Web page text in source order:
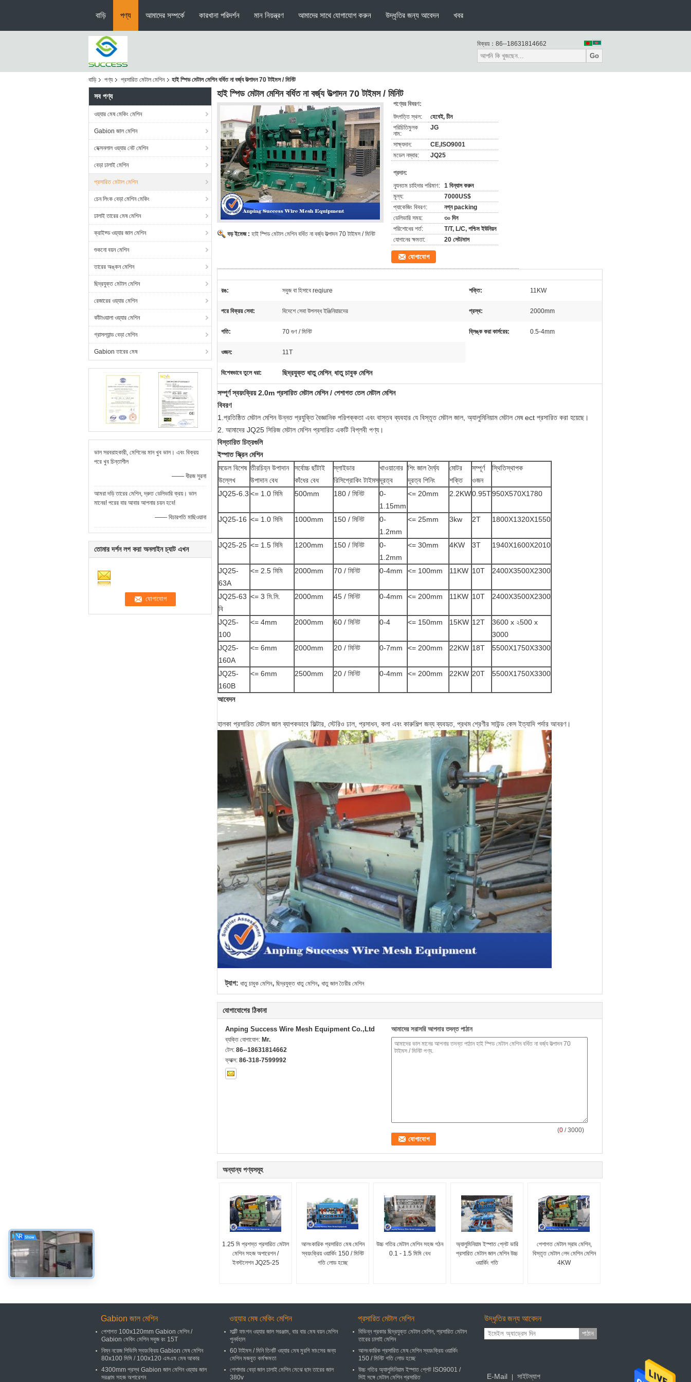
বাড়ি পণ্য আমাদের সম্পর্কে কারখানা পরিদর্শন মান নিয়ন্ত্রণ আমাদের সাথে যোগাযোগ করুন উদ্ধৃতির জন্য আবেদন খবর
বিক্রয়： 86--18631814662
Go
বাড়ি পণ্য প্রসারিত মেটাল মেশিন হাই স্পিড মেটাল মেশিন বর্ধিত না বর্জ্য উত্পাদন 70 টাইমস / মিনিট
সব পণ্য
ওয়্যার মেষ মেকিং মেশিন
Gabion জাল মেশিন
হেক্সনলাল ওয়্যার নেট মেশিন
বেড়া ঢালাই মেশিন
প্রসারিত মেটাল মেশিন
চেন লিংক বেড়া মেশিন মেকিং
ঢালাই তারের মেষ মেশিন
ক্রাইফ্ড ওয়্যার জাল মেশিন
শুকনো বয়ন মেশিন
তারের অঙ্কন মেশিন
ছিদ্রযুক্ত মেটাল মেশিন
রেজারের ওয়্যার মেশিন
কাঁটাওয়ালা ওয়্যার মেশিন
গ্রাসল্যান্ড বেড়া মেশিন
Gabion তারের মেষ
ভাল সরবরাহকারী, মেশিনের মান খুব ভাল। এবং বিক্রয়
পরে খুব চিন্তাশীল
—— ধীরজ সুরনা
আমরা দড়ি তারের মেশিন, দ্রুত ডেলিভারি ক্রয়। ভাল
মানের! পরের বার আবার আপনার চয়ন হবে!
—— বিচারপতি মাছিওয়ানা
তোমার দর্শন লগ করা অনলাইন চ্যাট এখন
হাই স্পিড মেটাল মেশিন বর্ধিত না বর্জ্য উত্পাদন 70 টাইমস / মিনিট
বড় ইমেজ : হাই স্পিড মেটাল মেশিন বর্ধিত না বর্জ্য উত্পাদন 70 টাইমস / মিনিট
পণ্যের বিবরণ:
উৎপত্তি স্থল:
হেবেই, চীন
পরিচিতিমুলক
নাম:
JG
সাক্ষ্যদান:
CE,ISO9001
মডেল নম্বার:
JQ25
প্রদান:
ন্যূনতম চাহিদার পরিমাণ: 1 বিন্যাস করুন
মূল্য:
7000US$
প্যাকেজিং বিবরণ:
নগ্ন packing
ডেলিভারি সময়:
৩০ দিন
পরিশোধের শর্ত:
T/T, L/C, পশ্চিম ইউনিয়ন
যোগানের ক্ষমতা:
20 সেট/মাস
যোগাযোগ
রঙ: সবুজ বা হিসাবে reqiure শক্তি: 11KW
পরে বিক্রয় সেবা: বিদেশে সেবা উপলব্ধ ইঞ্জিনিয়ারদের প্রস্থ: 2000mm
গতি: 70 গুণ / মিনিট ব্লিঙ্ক করা কার্সরের: 0.5-4mm
ওজন: 11T
বিশেষভাবে তুলে ধরা: ছিদ্রযুক্ত ধাতু মেশিন, ধাতু চাবুক মেশিন
সম্পূর্ণ স্বয়ংক্রিয় 2.0m প্রসারিত মেটাল মেশিন / পেশাগত তেল মেটাল মেশিন
বিবরণ
1.প্রতিষ্ঠিত মেটাল মেশিন উন্নত প্রযুক্তি বৈজ্ঞানিক পরিপক্কতা এবং বাস্তব ব্যবহার যে বিস্তৃত মেটাল জাল, অ্যালুমিনিয়াম মেটাল মেষ ect প্রসারিত করা হয়েছে।
2. আমাদের JQ25 সিরিজ মেটাল মেশিন প্রসারিত একটি বিপ্লবী পণ্য।
বিস্তারিত চিত্রগুলি
ইস্পাত স্ক্রিন মেশিন
মডেল বিশেষ
উল্লেখ
তীরচিহ্ন উপাদান
উপাদান বেধ
সর্বোচ্চ ছাঁটাই
কাঁধের বেধ
স্লাইডার
রিসিপ্রোকিং টাইমস
খাওয়ানোর
দূরত্ব
শিং জাল দৈর্ঘ্য
দূরত্ব পিনিং
মোটর
শক্তি
সম্পূর্ণ
ওজন
স্থিতিস্থাপক
JQ25-6.3 <= 1.0 মিমি 500mm 180 / মিনিট
0-
1.15mm
<= 20mm 2.2KW0.95T950X570X1780
JQ25-16 <= 1.0 মিমি 1000mm 150 / মিনিট
0-
1.2mm
<= 25mm 3kw 2T 1800X1320X1550
JQ25-25 <= 1.5 মিমি 1200mm 150 / মিনিট
0-
1.2mm
<= 30mm 4KW 3T 1940X1600X2010
JQ25-
63A
<= 2.5 মিমি 2000mm 70 / মিনিট 0-4mm <= 100mm 11KW 10T 2400X3500X2300
JQ25-63
বি
<= 3 মি.মি. 2000mm 45 / মিনিট 0-4mm <= 200mm 11KW 10T 2400X3500X2300
JQ25-
100
<= 4mm 2000mm 60 / মিনিট 0-4 <= 150mm 15KW 12T
3600 x ২500 x
3000
JQ25-
160A
<= 6mm 2000mm 20 / মিনিট 0-7mm <= 200mm 22KW 18T 5500X1750X3300
JQ25-
160B
<= 6mm 2500mm 20 / মিনিট 0-4mm <= 200mm 22KW 20T 5500X1750X3300
আবেদন
হালকা প্রসারিত মেটাল জাল ব্যাপকভাবে ফিল্টার, স্টেরিও ঢাল, প্রসাধন, কলা এবং কারুশিল্প জন্য ব্যবহৃত, প্রথম শ্রেণীর সাউন্ড কেস ইত্যাদি পর্দার আবরণ।
ট্যাগ: ধাতু চাবুক মেশিন, ছিদ্রযুক্ত ধাতু মেশিন, ধাতু জাল তৈরীর মেশিন
যোগাযোগের ঠিকানা
Anping Success Wire Mesh Equipment Co.,Ltd
ব্যক্তি যোগাযোগ: Mr.
টেল: 86--18631814662
ফ্যাক্স: 86-318-7599992
আমাদের সরাসরি আপনার তদন্ত পাঠান
(0 / 3000)
অন্যান্য পণ্যসমূহ
1.25 মি প্রশস্ত প্রসারিত মেটাল
মেশিন সহজ অপারেশন /
ইনস্টলেশন JQ25-25
আলংকারিক প্রসারিত মেষ মেশিন
স্বয়ংক্রিয় ওয়ার্কিং 150 / মিনিট
গতি লোড হচ্ছে
উচ্চ গতির মেটাল মেশিন সহজ গঠন
0.1 - 1.5 মিমি বেধ
অ্যালুমিনিয়াম ইস্পাত প্লেট ভারি
প্রসারিত মেটাল জাল মেশিন উচ্চ
ওয়ার্কিং গতি
পেশাগত মেটাল স্রাব মেশিন,
বিস্তৃত মেটাল লেদ মেশিন মেশিন
4KW
Gabion জাল মেশিন
পেশাগত 100x120mm Gabion মেশিন /
Gabion মেকিং মেশিন সবুজ রং 15T
নিম্ন নয়েজ পিভিসি স্বয়ংক্রিয় Gabion মেষ মেশিন
80x100 মিমি / 100x120 এমএম মেষ আকার
4300mm প্রস্থ Gabion জাল মেশিন ওয়্যার জাল
সরঞ্জাম সহজ অপারেশন
ওয়্যার মেষ মেকিং মেশিন
মাল্টি ফাংশন ওয়্যার জাল সরঞ্জাম, বার বার মেষ বয়ন মেশিন
পুনর্বহাল
60 টাইমস / মিনি তিনটি ওয়্যার মেষ মুরগি মাংসের জন্য
মেশিন মজবুত কর্মক্ষমতা
পেশাদার বেড়া জাল ঢালাই মেশিন মেঝে ছাদ তারের জাল
380v
প্রসারিত মেটাল মেশিন
বিভিন্ন প্রকার ছিদ্রযুক্ত মেটাল মেশিন, প্রসারিত মেটাল
তারের ঢালাই মেশিন
আলংকারিক প্রসারিত মেষ মেশিন স্বয়ংক্রিয় ওয়ার্কিং
150 / মিনিট গতি লোড হচ্ছে
উচ্চ গতির অ্যালুমিনিয়াম ইস্পাত প্লেট ISO9001 /
সিই সঙ্গে মেটাল মেশিন প্রসারিত
উদ্ধৃতির জন্য আবেদন
পাঠান
E-Mail সাইটম্যাপ